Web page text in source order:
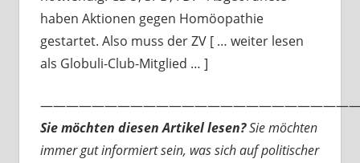
haben Aktionen gegen Homöopathie
gestartet. Also muss der ZV [ … weiter lesen
als Globuli-Club-Mitglied … ]
Sie möchten diesen Artikel lesen?Sie möchten
immer gut informiert sein, was sich auf politischer